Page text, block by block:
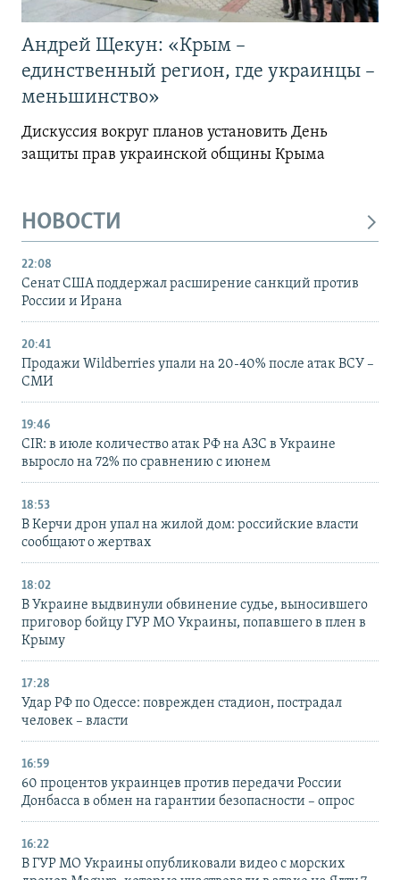
Андрей Щекун: «Крым –
единственный регион, где украинцы –
меньшинство»
Дискуссия вокруг планов установить День
защиты прав украинской общины Крыма
НОВОСТИ
22:08
Сенат США поддержал расширение санкций против
России и Ирана
20:41
Продажи Wildberries упали на 20-40% после атак ВСУ –
СМИ
19:46
CIR: в июле количество атак РФ на АЗС в Украине
выросло на 72% по сравнению с июнем
18:53
В Керчи дрон упал на жилой дом: российские власти
сообщают о жертвах
18:02
В Украине выдвинули обвинение судье, выносившего
приговор бойцу ГУР МО Украины, попавшего в плен в
Крыму
17:28
Удар РФ по Одессе: поврежден стадион, пострадал
человек – власти
16:59
60 процентов украинцев против передачи России
Донбасса в обмен на гарантии безопасности – опрос
16:22
В ГУР МО Украины опубликовали видео с морских